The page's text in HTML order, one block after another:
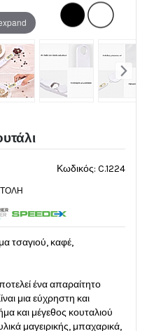
Κωδικός: C.1224
τσαγιού, καφέ,
ένα απαραίτητο
μια εύχρηστη και
και μέγεθος κουταλιού
μαγειρικής, μπαχαρικά,